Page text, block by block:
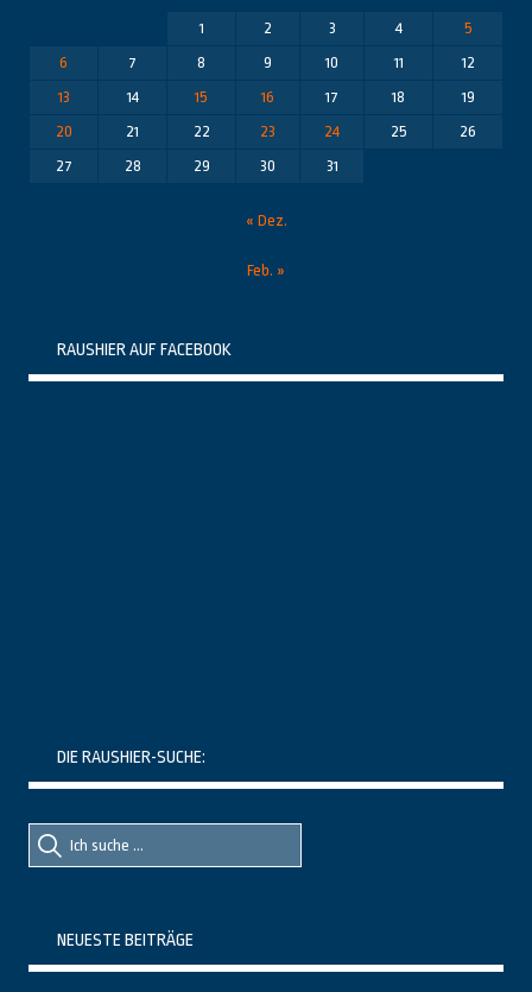
1
2 3 4
5
6
7 8 9 10 11
12
13
14 15 16 17 18
19
20
21 22 23 24 25
26
27
28 29 30 31
« Dez.
Feb. »
RAUSHIER AUF FACEBOOK
DIE RAUSHIER-SUCHE:
Suche
nach::
Suche
nach:
NEUESTE BEITRÄGE